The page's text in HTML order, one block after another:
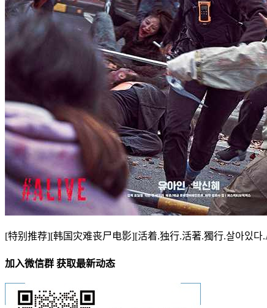
[特别推荐][韩国灾难丧尸电影][活着.独行.活著.獨行.살아있
加入微信群 获取最新动态